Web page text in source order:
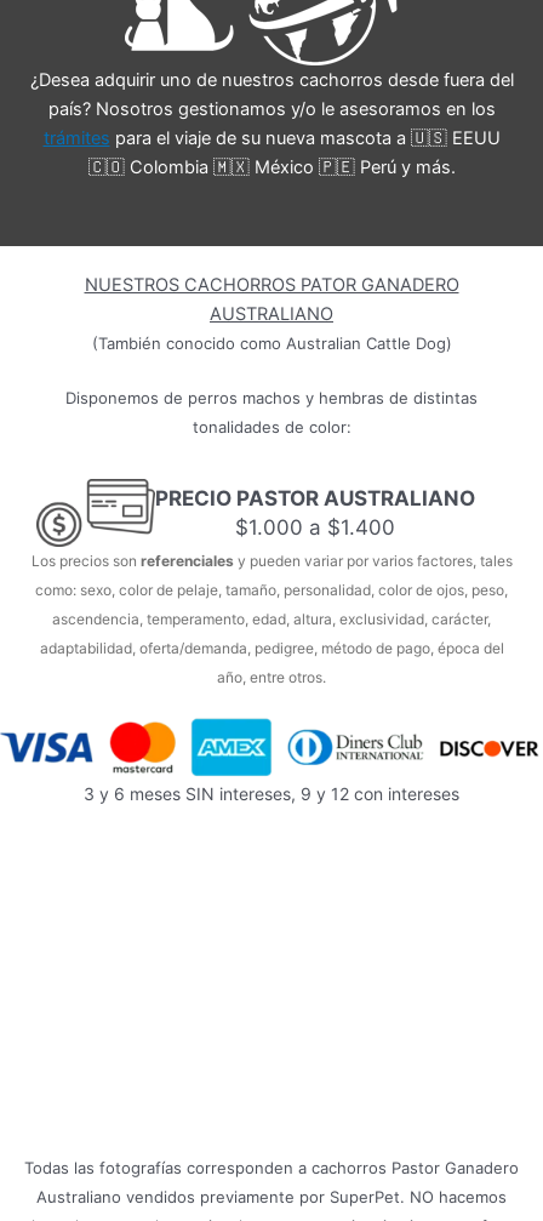
¿Desea adquirir uno de nuestros cachorros desde fuera del
país? Nosotros gestionamos y/o le asesoramos en los
trámites para el viaje de su nueva mascota a 🇺🇸 EEUU
🇨🇴 Colombia 🇲🇽 México 🇵🇪 Perú y más.
NUESTROS CACHORROS PATOR GANADERO
AUSTRALIANO
(También conocido como Australian Cattle Dog)
Disponemos de perros machos y hembras de distintas
tonalidades de color:
PRECIO PASTOR AUSTRALIANO
$1.000 a $1.400
Los precios son referencialesy pueden variar por varios factores, tales
como: sexo, color de pelaje, tamaño, personalidad, color de ojos, peso,
ascendencia, temperamento, edad, altura, exclusividad, carácter,
adaptabilidad, oferta/demanda, pedigree, método de pago, época del
año, entre otros.
3 y 6 meses SIN intereses, 9 y 12 con intereses
Todas las fotografías corresponden a cachorros Pastor Ganadero
Australiano vendidos previamente por SuperPet. NO hacemos